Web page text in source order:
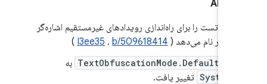
تابع تست را برای راه‌اندازی رویدادهای غیرمستقیم اشاره‌گر
تغییر نام می‌دهد (
I3ee35،b/509618414
)
TextObfuscationMode.Default به
تغییر یافت.